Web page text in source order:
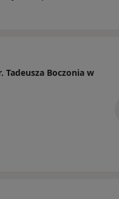
Boczonia w